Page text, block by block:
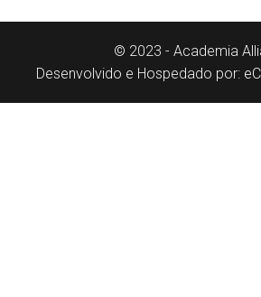
© 2023 - Academia
Desenvolvido e Hospedado por: